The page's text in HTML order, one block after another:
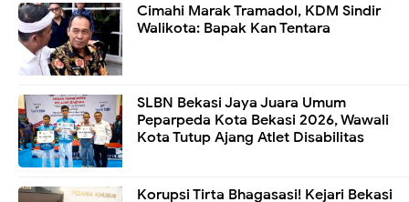
Cimahi Marak Tramadol, KDM Sindir
Walikota: Bapak Kan Tentara
SLBN Bekasi Jaya Juara Umum
Peparpeda Kota Bekasi 2026, Wawali
Kota Tutup Ajang Atlet Disabilitas
Korupsi Tirta Bhagasasi! Kejari Bekasi